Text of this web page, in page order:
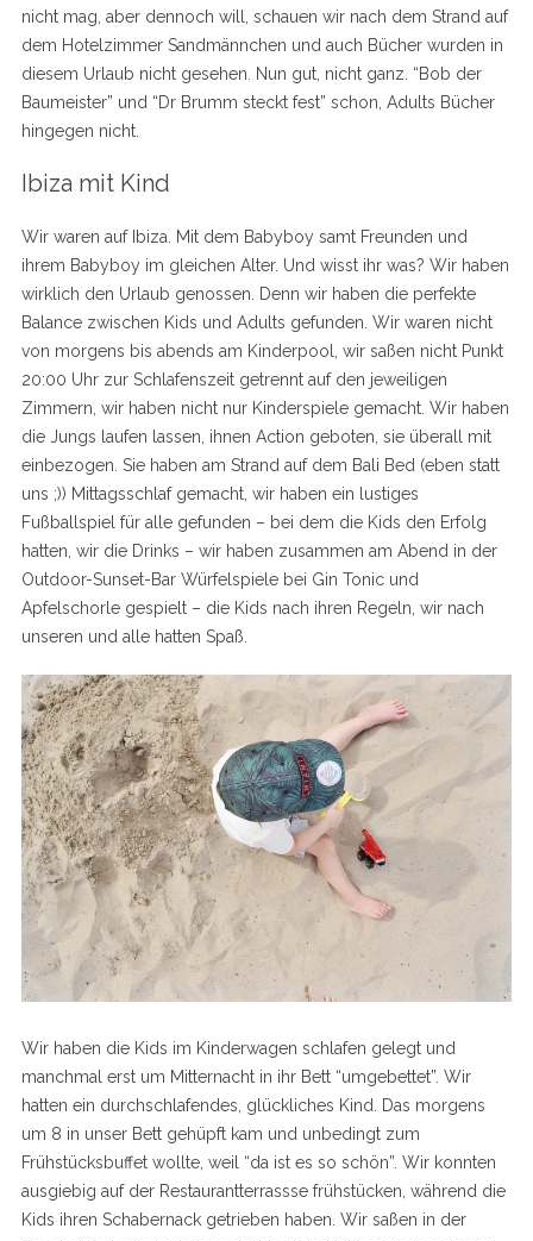
nicht mag, aber dennoch will, schauen wir nach dem Strand auf
dem Hotelzimmer Sandmännchen und auch Bücher wurden in
diesem Urlaub nicht gesehen. Nun gut, nicht ganz. “Bob der
Baumeister” und “Dr Brumm steckt fest” schon, Adults Bücher
hingegen nicht.
Ibiza mit Kind
Wir waren auf Ibiza. Mit dem Babyboy samt Freunden und
ihrem Babyboy im gleichen Alter. Und wisst ihr was? Wir haben
wirklich den Urlaub genossen. Denn wir haben die perfekte
Balance zwischen Kids und Adults gefunden. Wir waren nicht
von morgens bis abends am Kinderpool, wir saßen nicht Punkt
20:00 Uhr zur Schlafenszeit getrennt auf den jeweiligen
Zimmern, wir haben nicht nur Kinderspiele gemacht. Wir haben
die Jungs laufen lassen, ihnen Action geboten, sie überall mit
einbezogen. Sie haben am Strand auf dem Bali Bed (eben statt
uns ;)) Mittagsschlaf gemacht, wir haben ein lustiges
Fußballspiel für alle gefunden – bei dem die Kids den Erfolg
hatten, wir die Drinks – wir haben zusammen am Abend in der
Outdoor-Sunset-Bar Würfelspiele bei Gin Tonic und
Apfelschorle gespielt – die Kids nach ihren Regeln, wir nach
unseren und alle hatten Spaß.
Wir haben die Kids im Kinderwagen schlafen gelegt und
manchmal erst um Mitternacht in ihr Bett “umgebettet”. Wir
hatten ein durchschlafendes, glückliches Kind. Das morgens
um 8 in unser Bett gehüpft kam und unbedingt zum
Frühstücksbuffet wollte, weil “da ist es so schön”. Wir konnten
ausgiebig auf der Restaurantterrassse frühstücken, während die
Kids ihren Schabernack getrieben haben. Wir saßen in der